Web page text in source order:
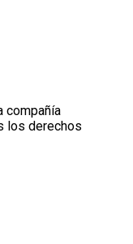
compañía
los derechos